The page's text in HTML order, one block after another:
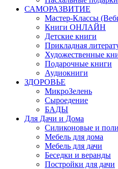
САМОРАЗВИТИЕ
Мастер-Классы
Книги ОНЛАЙН
Детские книги
Прикладная
Художественные
Подарочные книги
Аудиокниги
ЗДОРОВЬЕ
МикроЗелень
Сыроедение
БАДЫ
Для Дачи и Дома
Силиконовые и
Мебель для дома
Мебель для дачи
Беседки и веранды
Постройки для дачи